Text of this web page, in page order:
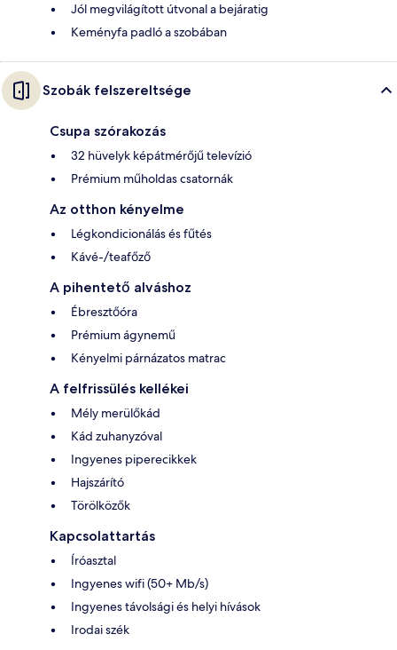
Jól megvilágított útvonal a bejáratig
Keményfa padló a szobában
Szobák felszereltsége
Csupa szórakozás
32 hüvelyk képátmérőjű televízió
Prémium műholdas csatornák
Az otthon kényelme
Légkondicionálás és fűtés
Kávé-/teafőző
A pihentető alváshoz
Ébresztőóra
Prémium ágynemű
Kényelmi párnázatos matrac
A felfrissülés kellékei
Mély merülőkád
Kád zuhanyzóval
Ingyenes piperecikkek
Hajszárító
Törölközők
Kapcsolattartás
Íróasztal
Ingyenes wifi (50+ Mb/s)
Ingyenes távolsági és helyi hívások
Irodai szék